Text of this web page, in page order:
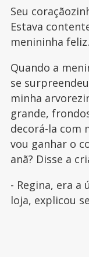
Seu
Estava
menininha feliz.
Quando a
se
minha
grande,
decorá-la com
vou ganhar o
anã? Disse a
- Regina, era a
loja, explicou